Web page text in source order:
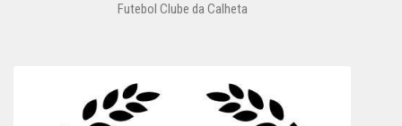
Futebol Clube da Calheta